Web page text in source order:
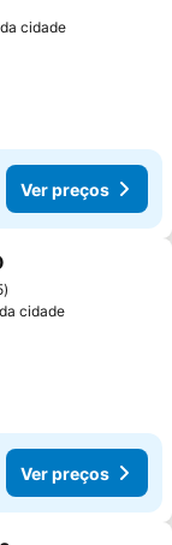
cidade
Ver preços
favoritos
cidade
Ver preços